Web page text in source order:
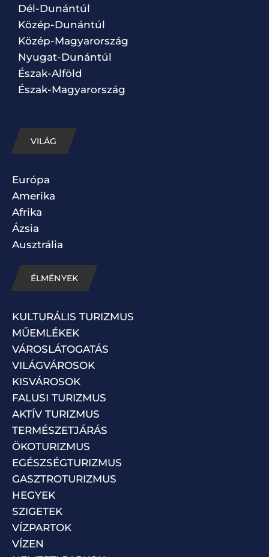
Dél-Dunántúl
Közép-Dunántúl
Közép-Magyarország
Nyugat-Dunántúl
Észak-Alföld
Észak-Magyarország
VILÁG
Európa
Amerika
Afrika
Ázsia
Ausztrália
ÉLMÉNYEK
KULTURÁLIS TURIZMUS
MŰEMLÉKEK
VÁROSLÁTOGATÁS
VILÁGVÁROSOK
KISVÁROSOK
FALUSI TURIZMUS
AKTÍV TURIZMUS
TERMÉSZETJÁRÁS
ÖKOTURIZMUS
EGÉSZSÉGTURIZMUS
GASZTROTURIZMUS
HEGYEK
SZIGETEK
VÍZPARTOK
VÍZEN